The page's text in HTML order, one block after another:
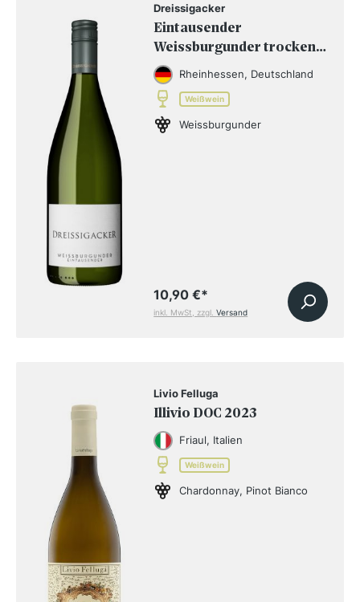
Dreissigacker
Eintausender
Weissburgunder trocken
BIO
Rheinhessen, Deutschland
Weißwein
Weissburgunder
10,90 €*
inkl. MwSt, zzgl.Versand
Livio Felluga
Illivio DOC 2023
Friaul, Italien
Weißwein
Chardonnay, Pinot Bianco